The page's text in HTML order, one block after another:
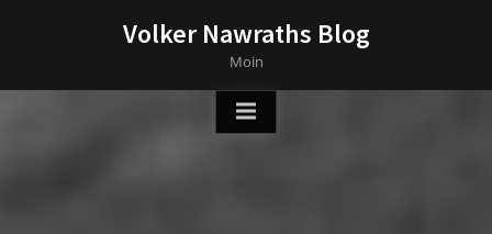
Volker Nawraths Blog
Moin